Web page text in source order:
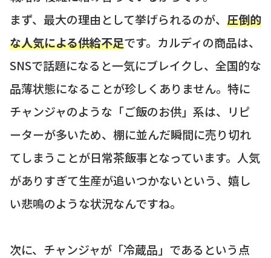
まず、最大の理由として挙げられるのが、 圧倒的
な人気による供給不足です。カルディの商品は、
SNSで話題になると一気にブレイクし、全国的な
品薄状態になることが珍しくありません。特に
チャンジャのような「ご飯のお供」系は、リピ
ーターが多いため、棚に並んだ瞬間に売り切れ
てしまうことが日常茶飯事となっています。人気
がありすぎて生産が追いつかないという、嬉し
い悲鳴のような状況なんですね。
次に、チャンジャが「冷蔵品」であるという点